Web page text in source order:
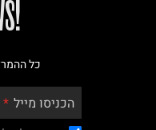
!GET THE NEWS
כל
הכניסו מייל